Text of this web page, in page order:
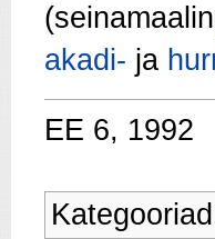
akadi- ja
EE 6, 1992